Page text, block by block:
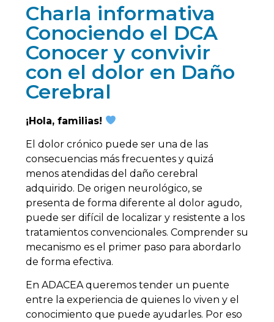
Charla informativa
Conociendo el DCA
Conocer y convivir
con el dolor en Daño
Cerebral
¡Hola, familias!
El dolor crónico puede ser una de las
consecuencias más frecuentes y quizá
menos atendidas del daño cerebral
adquirido. De origen neurológico, se
presenta de forma diferente al dolor agudo,
puede ser difícil de localizar y resistente a los
tratamientos convencionales. Comprender su
mecanismo es el primer paso para abordarlo
de forma efectiva.
En ADACEA queremos tender un puente
entre la experiencia de quienes lo viven y el
conocimiento que puede ayudarles. Por eso